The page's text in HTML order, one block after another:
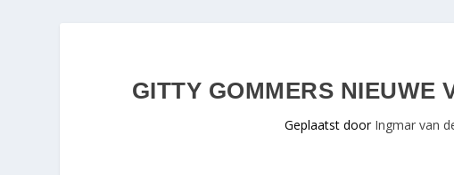
GITTY GOMMERS NIEUWE
Geplaatst door Ingmar van